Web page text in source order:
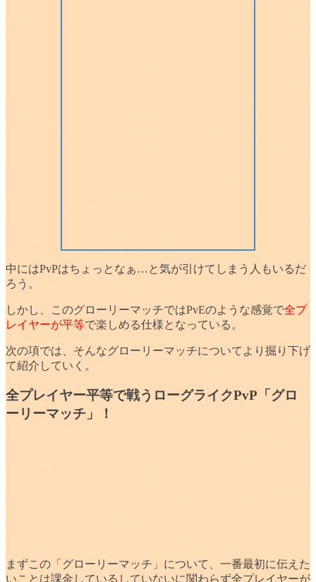
中にはPvPはちょっとなぁ…と気が引けてしまう人 もいるだ
ろう。
しかし、このグローリーマッチではPvEのような感覚で全プ
レイヤーが平等で楽しめる仕様となっている。
次の項では、そんなグローリーマッチについてより掘り下げ
て紹介していく。
全プレイヤー平等で戦うローグライクPvP「グロ
ーリーマッチ」！
まずこの「グローリーマッチ」について、一番最初に伝えた
いことは課金しているしていないに関わらず全プレイヤーが